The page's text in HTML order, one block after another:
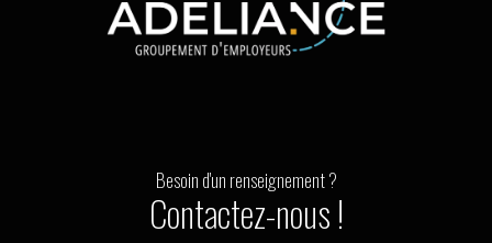
Besoin d'un renseignement ?
Contactez-nous !